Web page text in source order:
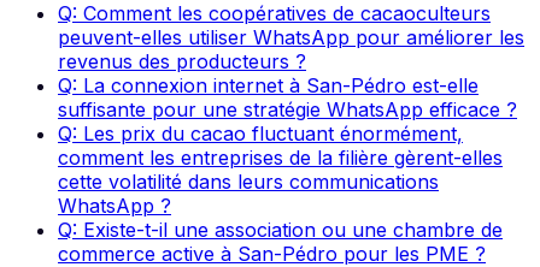
Q: Comment les coopératives de cacaoculteurs
peuvent-elles utiliser WhatsApp pour améliorer les
revenus des producteurs ?
Q: La connexion internet à San-Pédro est-elle
suffisante pour une stratégie WhatsApp efficace ?
Q: Les prix du cacao fluctuant énormément,
comment les entreprises de la filière gèrent-elles
cette volatilité dans leurs communications
WhatsApp ?
Q: Existe-t-il une association ou une chambre de
commerce active à San-Pédro pour les PME ?